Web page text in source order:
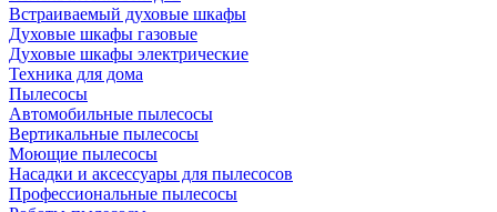
Встраиваемый духовые шкафы
Духовые шкафы газовые
Духовые шкафы электрические
Техника для дома
Пылесосы
Автомобильные пылесосы
Вертикальные пылесосы
Моющие пылесосы
Насадки и аксессуары для пылесосов
Профессиональные пылесосы